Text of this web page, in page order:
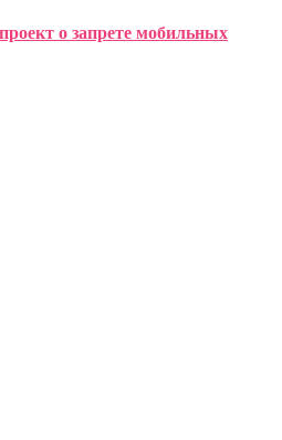
о запрете мобильных